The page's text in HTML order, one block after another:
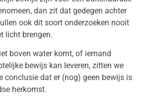
dan zit dat gedegen achter
ook dit soort onderzoeken nooit
licht brengen.
boven water komt, of iemand
bewijs kan leveren, zitten we
conclusie dat er (nog) geen bewijs is
herkomst.